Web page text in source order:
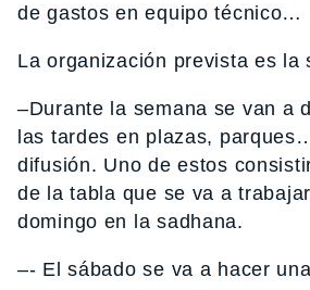
de gastos en equipo técnico…
La organización prevista es la
–Durante la semana se van a
las tardes en plazas,
difusión. Uno de estos
de la tabla que se va a
domingo en la sadhana.
–‐ El sábado se va a hacer